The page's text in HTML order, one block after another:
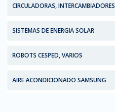
CIRCULADORAS, INTERCAMBIADORES
SISTEMAS DE ENERGIA SOLAR
ROBOTS CESPED, VARIOS
AIRE ACONDICIONADO SAMSUNG